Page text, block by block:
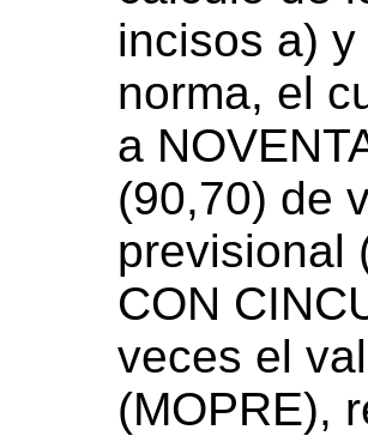
incisos a)
norma, el
a
(90,70) de
previsional
CON
veces el
(MOPRE),